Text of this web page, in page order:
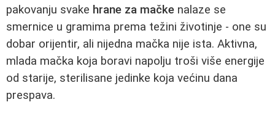
pakovanju svake hrane za mačke nalaze se
smernice u gramima prema težini životinje - one su
dobar orijentir, ali nijedna mačka nije ista. Aktivna,
mlada mačka koja boravi napolju troši više energije
od starije, sterilisane jedinke koja većinu dana
prespava.